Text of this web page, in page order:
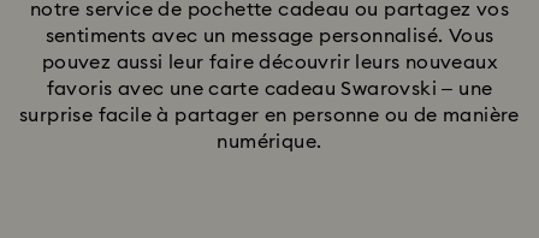
notre service de pochette cadeau ou partagez vos
sentiments avec un message personnalisé. Vous
pouvez aussi leur faire découvrir leurs nouveaux
favoris avec une carte cadeau Swarovski – une
surprise facile à partager en personne ou de manière
numérique.